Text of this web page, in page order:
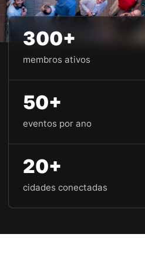
300+
membros ativos
50+
eventos por ano
20+
cidades conectadas